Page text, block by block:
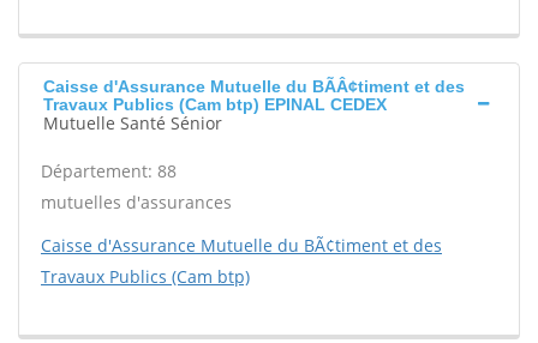
Caisse d'Assurance Mutuelle du BÃÂ¢timent et des
Travaux Publics (Cam btp) EPINAL CEDEX
Mutuelle Santé Sénior
Département: 88
mutuelles d'assurances
Caisse d'Assurance Mutuelle du BÃ¢timent et des
Travaux Publics (Cam btp)